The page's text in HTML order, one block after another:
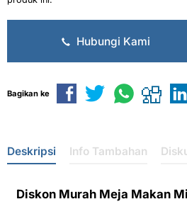
Hubungi Kami
Bagikan ke
Deskripsi Info Tambahan
Diskon Murah Meja Makan